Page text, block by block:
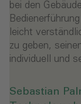
bei den
leicht
zu geben,
individuell und
Sebastian